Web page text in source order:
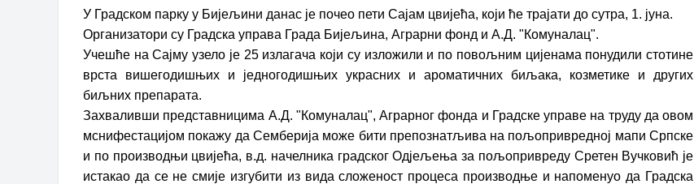
У Градском парку у Бијељини данас је почео пети Сајам цвијећа, који ће трајати до сутра, 1. јуна.
Организатори су Градска управа Града Бијељина, Аграрни фонд и А.Д. "Комуналац".
Учешће на Сајму узело је 25 излагача који су изложили и по повољним цијенама понудили стотине
врста вишегодишњих и једногодишњих украсних и ароматичних биљака, козметике и других
биљних препарата.
Захваливши представницима А.Д. "Комуналац", Аграрног фонда и Градске управе на труду да овом
мснифестацијом покажу да Семберија може бити препознатљива на пољопривредној мапи Српске
и по производњи цвијећа, в.д. начелника градског Одјељења за пољопривреду Сретен Вучковић је
истакао да се не смије изгубити из вида сложеност процеса производње и напоменуо да Градска